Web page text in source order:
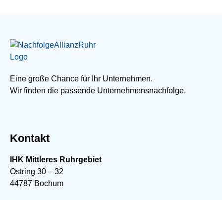
Eine große Chance für Ihr Unternehmen.
Wir finden die passende Unternehmensnachfolge.
Kontakt
IHK Mittleres Ruhrgebiet
Ostring 30 – 32
44787 Bochum